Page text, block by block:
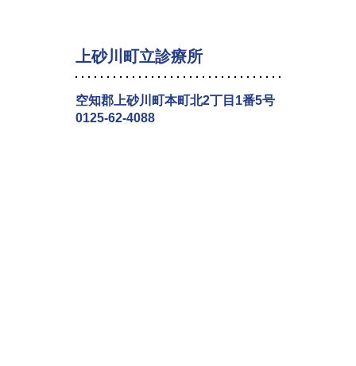
上砂川町立診療所
空知郡上砂川町本町北2丁目1番5号
0125-62-4088